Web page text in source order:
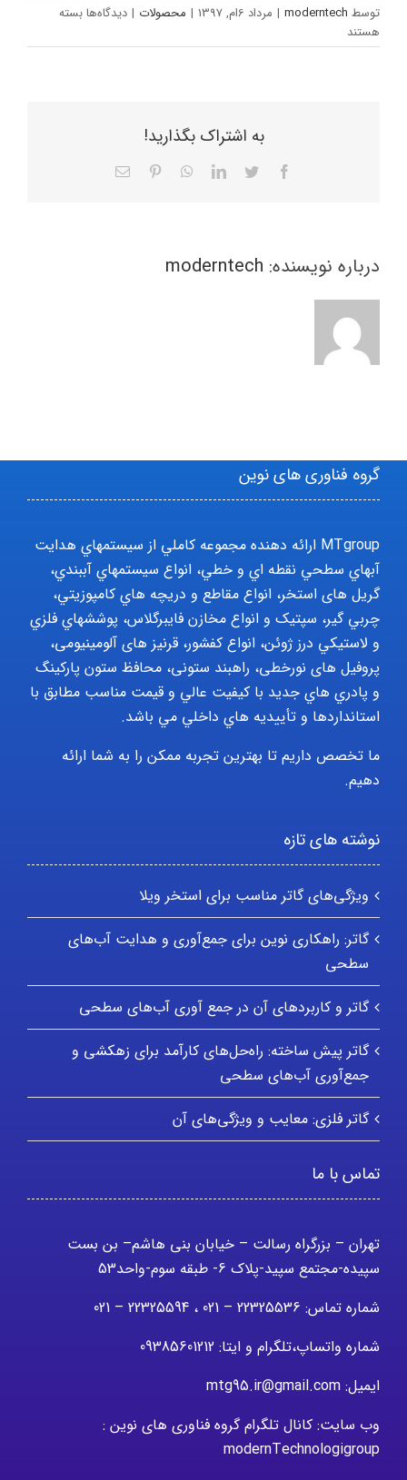
توسط moderntech
| مرداد 6ام, 1397 | محصولات | دیدگاه‌هابرای
پارکینگی47062
بسته
هستند
به اشتراک بگذارید!
Facebook
Twitter
LinkedIn
WhatsApp
Pinterestایمیل
درباره نویسنده: moderntech
گروه فناوری های نوین
MTgroup ارائه دهنده مجموعه کاملي از سيستمهاي هدايت
آبهاي سطحي نقطه اي و خطي، انواع سيستمهاي آببندي،
گریل های استخر، انواع مقاطع و دريچه هاي کامپوزيتي،
چربي گير، سپتيک و انواع مخازن فايبرگلاس، پوششهاي فلزي
و لاستيکي درز ژوئن، انواع کفشور، قرنیز های آلومینیومی،
پروفیل های نورخطی، راهبند ستونی، محافظ ستون پارکينگ
و پادري هاي جديد با کيفيت عالي و قيمت مناسب مطابق با
استانداردها و تأييديه هاي داخلي مي باشد.
ما تخصص داریم تا بهترین تجربه ممکن را به شما ارائه
دهیم.
نوشته های تازه
ویژگی‌های گاتر مناسب برای استخر ویلا
گاتر: راهکاری نوین برای جمع‌آوری و هدایت آب‌های
سطحی
گاتر و کاربردهای آن در جمع آوری آب‌های سطحی
گاتر پیش ساخته: راه‌حل‌های کارآمد برای زهکشی و
جمع‌آوری آب‌های سطحی
گاتر فلزی: معایب و ویژگی‌های آن
تماس با ما
تهران – بزرگراه رسالت – خیابان بنی هاشم– بن بست
سپیده-مجتمع سپید-پلاک 6- طبقه سوم-واحد53
شماره تماس: 22325536 – 021 ، 22325594 – 021
شماره واتساپ،تلگرام و ایتا: 09385601212
ایمیل: mtg95.ir@gmail.com
وب سایت: کانال تلگرام گروه فناوری های نوین :
modernTechnologigroup